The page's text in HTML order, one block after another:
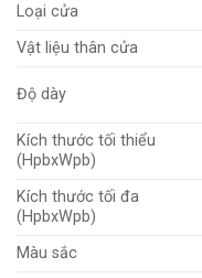
Loại cửa
Vật liệu thân cửa
Độ dày
Kích thước tối thiểu
(HpbxWpb)
Kích thước tối đa
(HpbxWpb)
Màu sắc